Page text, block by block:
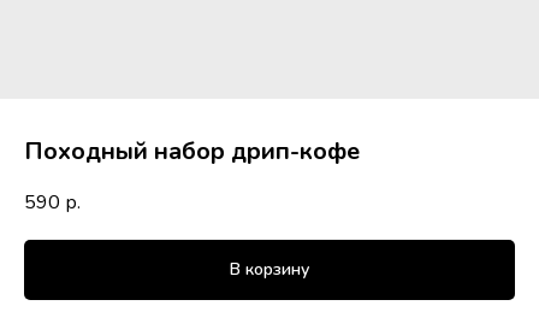
Походный набор дрип-кофе
590 р.
В корзину